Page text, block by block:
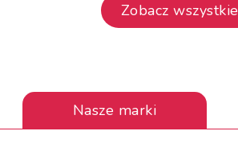
Zobacz wszystkie
Nasze marki